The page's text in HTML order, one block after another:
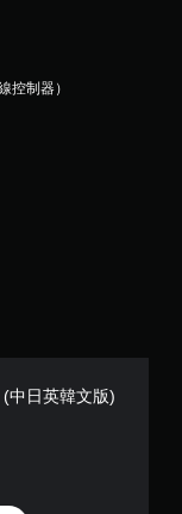
控制器）
中日英韓文版)